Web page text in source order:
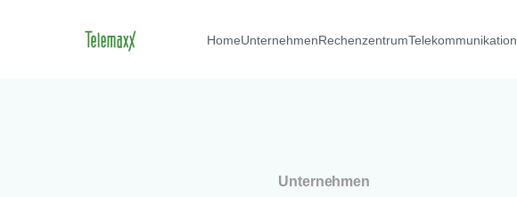
HomeUnternehmenRechenzentrumTelekommunikation
Unternehmen